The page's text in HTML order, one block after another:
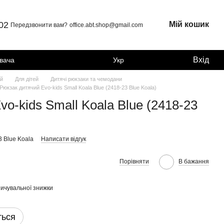
Передзвонити вам? office.abt.shop@gmail.com Мій кошик
Укр Вхід
Для дітей
Дитячі рюкзаки та чемодани
Рюкзак дитячий Evo-kids Small Koala Blue (2418-23 Blue Koala)
kids Small Koala Blue (2418-23
Blue Koala Написати відгук
Порівняти В бажання
знижки